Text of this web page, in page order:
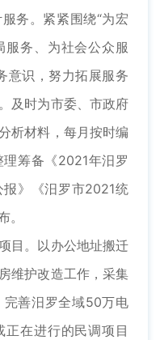
务。紧紧围绕“为宏
务、为社会公众服
意识，努力拓展服务
及时为市委、市政府
析材料，每月按时编
筹备《2021年汨罗
》《汨罗市2021统
。
目。以办公地址搬迁
维护改造工作，采集
善汨罗全域50万电
在进行的民调项目